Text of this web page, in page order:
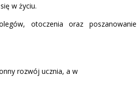
w życiu.
otoczenia oraz poszanowanie
rozwój ucznia, a w